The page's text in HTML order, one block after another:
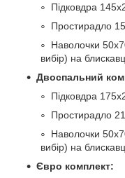
Підковдра
Простирадло
Наволочки
вибір) на
Двоспальний
Підковдра
Простирадло
Наволочки
вибір) на
Євро комплект: